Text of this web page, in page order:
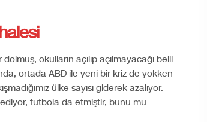
okulların açılıp açılmayacağı belli
ortada ABD ile yeni bir kriz de yokken
ülke sayısı giderek azalıyor.
futbola da etmiştir, bunu mu